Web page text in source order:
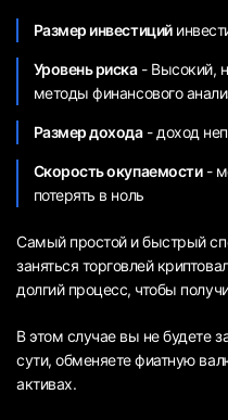
Размер инвестиций
Уровень риска- Высокий,
методы финансового
Размер дохода- доход
Скорость окупаемости-
потерять в ноль
Самый простой и быстрый
заняться торговлей
долгий процесс, чтобы
В этом случае вы не будете
сути, обменяете фиатную
активах.